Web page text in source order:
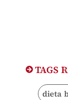
TAGS
dieta